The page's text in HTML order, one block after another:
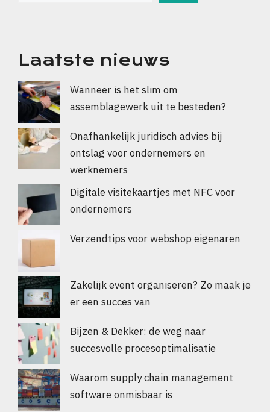
Laatste nieuws
Wanneer is het slim om
assemblagewerk uit te besteden?
Onafhankelijk juridisch advies bij
ontslag voor ondernemers en
werknemers
Digitale visitekaartjes met NFC voor
ondernemers
Verzendtips voor webshop eigenaren
Zakelijk event organiseren? Zo maak je
er een succes van
Bijzen & Dekker: de weg naar
succesvolle procesoptimalisatie
Waarom supply chain management
software onmisbaar is